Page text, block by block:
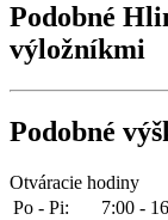
Podobné
výložníkmi
Podobné
Otváracie hodiny
Po - Pi:
7:00 -